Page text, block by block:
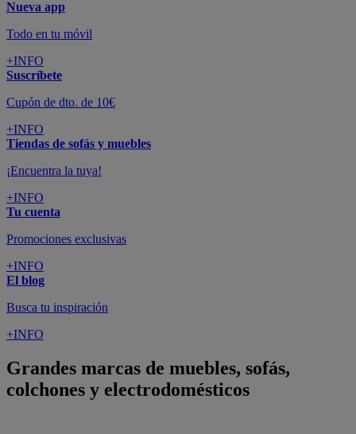
Nueva app
Todo en tu móvil
+INFO
Suscríbete
Cupón de dto. de 10€
+INFO
Tiendas de sofás y muebles
¡Encuentra la tuya!
+INFO
Tu cuenta
Promociones exclusivas
+INFO
El blog
Busca tu inspiración
+INFO
Grandes marcas de muebles, sofás,
colchones y electrodomésticos